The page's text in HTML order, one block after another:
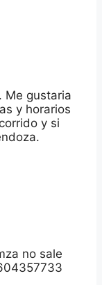
Me gustaria
y horarios
y si
no sale